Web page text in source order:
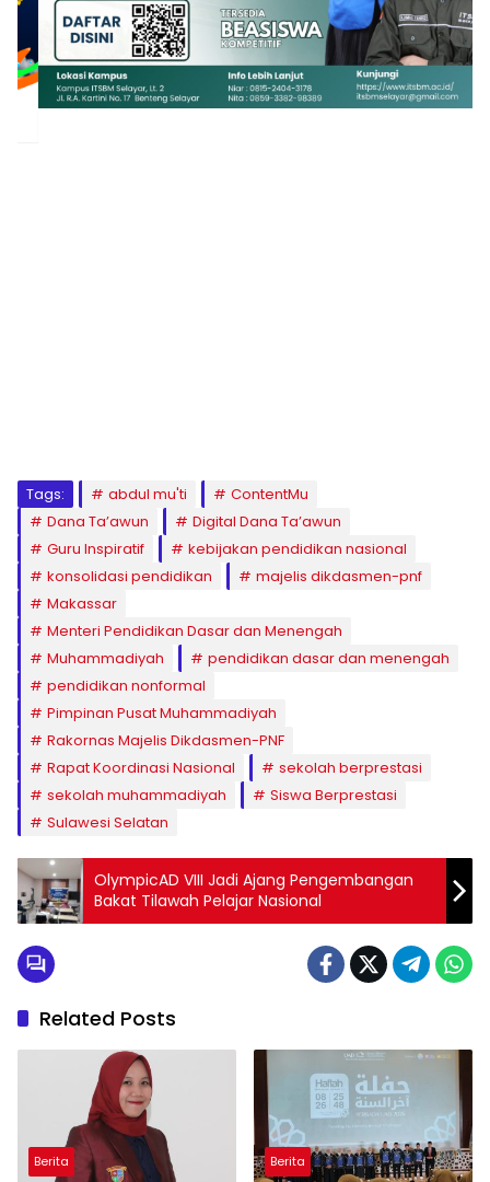
Tags: abdul mu'ti
ContentMu
Dana Ta’awun
Digital Dana Ta’awun
Guru Inspiratif
kebijakan pendidikan nasional
konsolidasi pendidikan
majelis dikdasmen-pnf
Makassar
Menteri Pendidikan Dasar dan Menengah
Muhammadiyah
pendidikan dasar dan menengah
pendidikan nonformal
Pimpinan Pusat Muhammadiyah
Rakornas Majelis Dikdasmen-PNF
Rapat Koordinasi Nasional
sekolah berprestasi
sekolah muhammadiyah
Siswa Berprestasi
Sulawesi Selatan
OlympicAD VIII Jadi Ajang Pengembangan
Bakat Tilawah Pelajar Nasional
Related Posts
Berita Berita